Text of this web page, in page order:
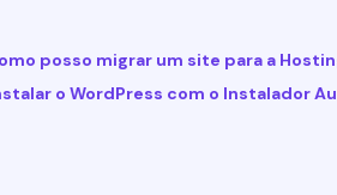
posso migrar um site para a
o WordPress com o Instalador